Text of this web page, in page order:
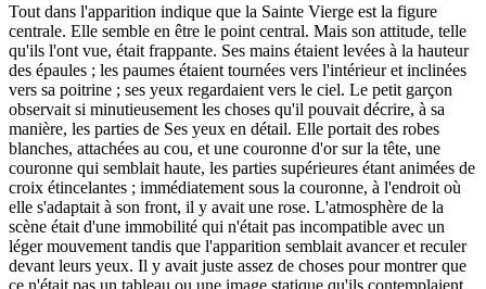
Tout dans l'apparition indique que la Sainte Vierge est la figure
centrale. Elle semble en être le point central. Mais son attitude, telle
qu'ils l'ont vue, était frappante. Ses mains étaient levées à la hauteur
des épaules ; les paumes étaient tournées vers l'intérieur et inclinées
vers sa poitrine ; ses yeux regardaient vers le ciel. Le petit garçon
observait si minutieusement les choses qu'il pouvait décrire, à sa
manière, les parties de Ses yeux en détail. Elle portait des robes
blanches, attachées au cou, et une couronne d'or sur la tête, une
couronne qui semblait haute, les parties supérieures étant animées de
croix étincelantes ; immédiatement sous la couronne, à l'endroit où
elle s'adaptait à son front, il y avait une rose. L'atmosphère de la
scène était d'une immobilité qui n'était pas incompatible avec un
léger mouvement tandis que l'apparition semblait avancer et reculer
devant leurs yeux. Il y avait juste assez de choses pour montrer que
ce n'était pas un tableau ou une image statique qu'ils contemplaient.